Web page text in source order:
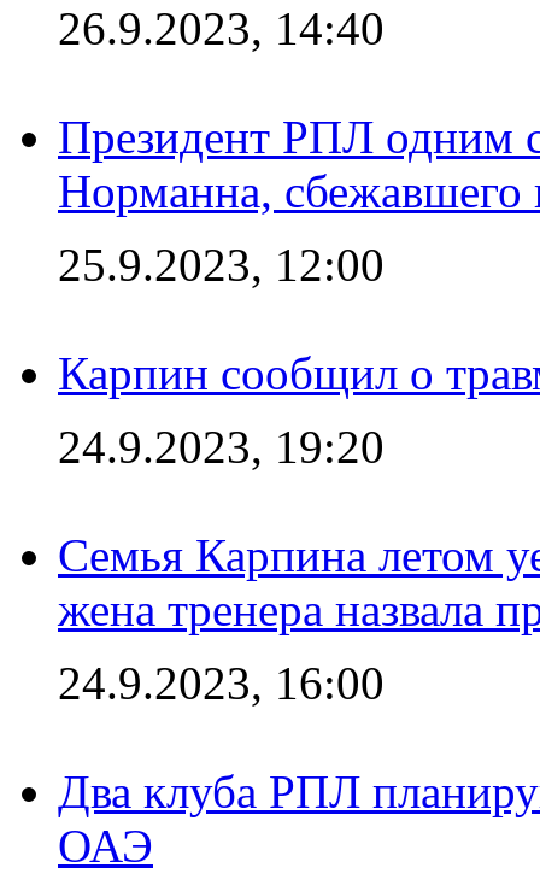
26.9.2023, 14:40
Президент РПЛ одним
Норманна, сбежавшего
25.9.2023, 12:00
Карпин сообщил о
24.9.2023, 19:20
Семья Карпина летом
жена тренера назвала
24.9.2023, 16:00
Два клуба РПЛ
ОАЭ